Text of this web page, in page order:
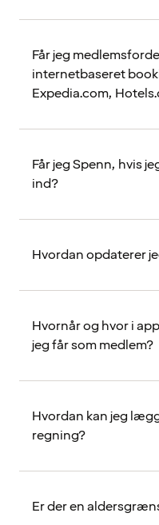
Får jeg
internetbaseret
Expedia.com,
Får jeg Spenn, hvis
ind?
Hvordan opdaterer
Hvornår og hvor i
jeg får som medlem?
Hvordan kan jeg
regning?
Er der en